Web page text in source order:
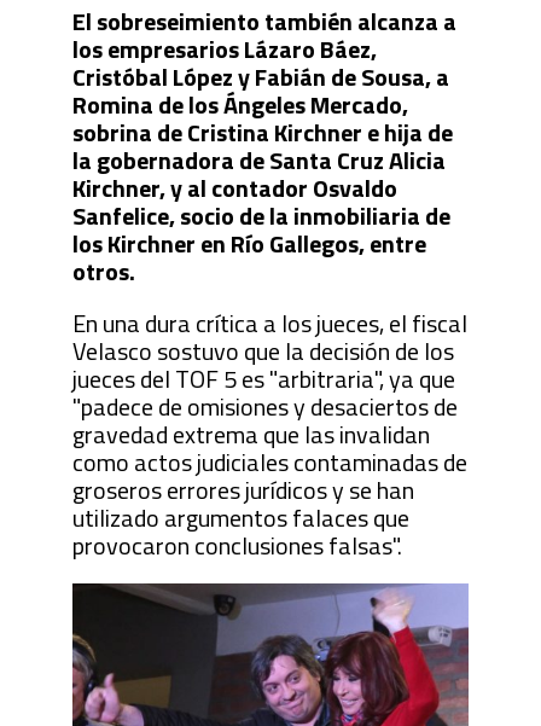
El sobreseimiento también alcanza a
los empresarios Lázaro Báez,
Cristóbal López y Fabián de Sousa, a
Romina de los Ángeles Mercado,
sobrina de Cristina Kirchner e hija de
la gobernadora de Santa Cruz Alicia
Kirchner, y al contador Osvaldo
Sanfelice, socio de la inmobiliaria de
los Kirchner en Río Gallegos, entre
otros.
En una dura crítica a los jueces, el fiscal
Velasco sostuvo que la decisión de los
jueces del TOF 5 es "arbitraria", ya que
"padece de omisiones y desaciertos de
gravedad extrema que las invalidan
como actos judiciales contaminadas de
groseros errores jurídicos y se han
utilizado argumentos falaces que
provocaron conclusiones falsas".